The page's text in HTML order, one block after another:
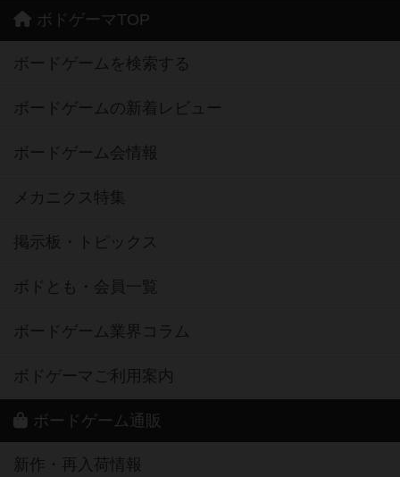
ボドゲーマTOP
ボードゲームを検索する
ボードゲームの新着レビュー
ボードゲーム会情報
メカニクス特集
掲示板・トピックス
ボドとも・会員一覧
ボードゲーム業界コラム
ボドゲーマご利用案内
ボードゲーム通販
新作・再入荷情報